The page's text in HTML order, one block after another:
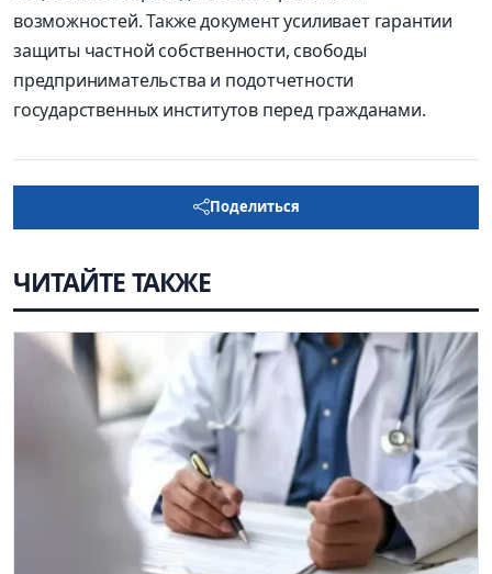
возможностей. Также документ усиливает гарантии
защиты частной собственности, свободы
предпринимательства и подотчетности
государственных институтов перед гражданами.
Поделиться
ЧИТАЙТЕ ТАКЖЕ